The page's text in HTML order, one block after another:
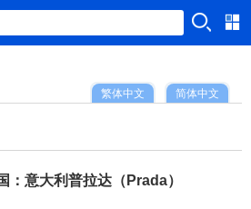
简体中文
繁体中文
：意大利普拉达（Prada）